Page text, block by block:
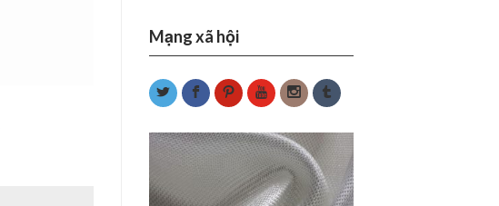
Mạng xã hội